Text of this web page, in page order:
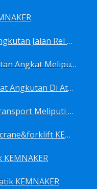
Sertifikasi Operator Alat Angkutan Jalan Rel Meliputi Operator Lokomotif Dan Lori KEMNAKER
Sertifikasi Operator Peralatan Angkat Meliputi Operator Dongkrak Mekanik (Lier) KEMNAKER
Sertifikasi Operator Pesawat Angkutan Di Atas Landasan Dan Di Atas Permukaan Meliputi Antara Lain Operator: Dump Truk KEMNAKER
Sertifikasi Operator Pita Transport Meliputi Operator Eskalator KEMNAKER
Sertifikasi Pembuatan SIO crane&forklift KEMNAKER
KEMNAKER